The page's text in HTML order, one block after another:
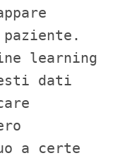
learning
dati
a certe